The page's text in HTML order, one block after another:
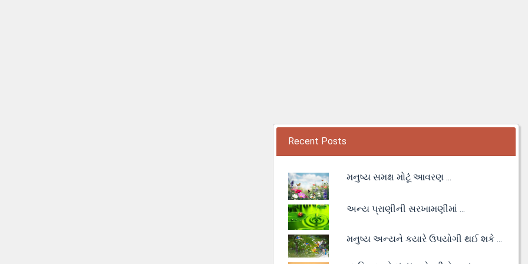
Recent Posts
મનુષ્ય સમક્ષ મોટૂં આવરણ ...
અન્ય પ્રાણીની સરખામણીમાં ...
મનુષ્ય અન્યને કયારે ઉપયોગી થઈ શકે ...